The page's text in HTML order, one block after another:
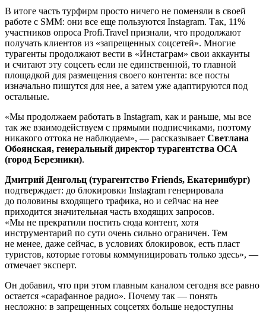
В итоге часть турфирм просто ничего не поменяли в своей
работе с SMM: они все еще пользуются Instagram. Так, 11%
участников опроса Profi.Travel признали, что продолжают
получать клиентов из «запрещенных соцсетей». Многие
турагенты продолжают вести в «Инстаграм» свои аккаунты
и считают эту соцсеть если не единственной, то главной
площадкой для размещения своего контента: все посты
изначально пишутся для нее, а затем уже адаптируются под
остальные.
«Мы продолжаем работать в Instagram, как и раньше, мы все
так же взаимодействуем с прямыми подписчиками, поэтому
никакого оттока не наблюдаем», — рассказывает Светлана
Обоянская, генеральный директор турагентства ОСА
(город Березники).
Дмитрий Денгольц (турагентство Friends, Екатеринбург)
подтверждает: до блокировки Instagram генерировала
до половины входящего трафика, но и сейчас на нее
приходится значительная часть входящих запросов.
«Мы не прекратили постить сюда контент, хотя
инструментарий по сути очень сильно ограничен. Тем
не менее, даже сейчас, в условиях блокировок, есть пласт
туристов, которые готовы коммуницировать только здесь», —
отмечает эксперт.
Он добавил, что при этом главным каналом сегодня все равно
остается «сарафанное радио». Почему так — понять
несложно: в запрещенных соцсетях больше недоступны